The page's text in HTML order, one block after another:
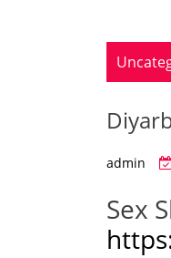
admin
Sex